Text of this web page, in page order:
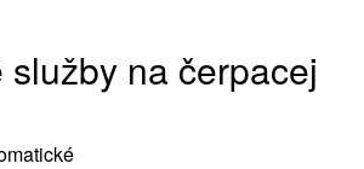
služby na čerpacej